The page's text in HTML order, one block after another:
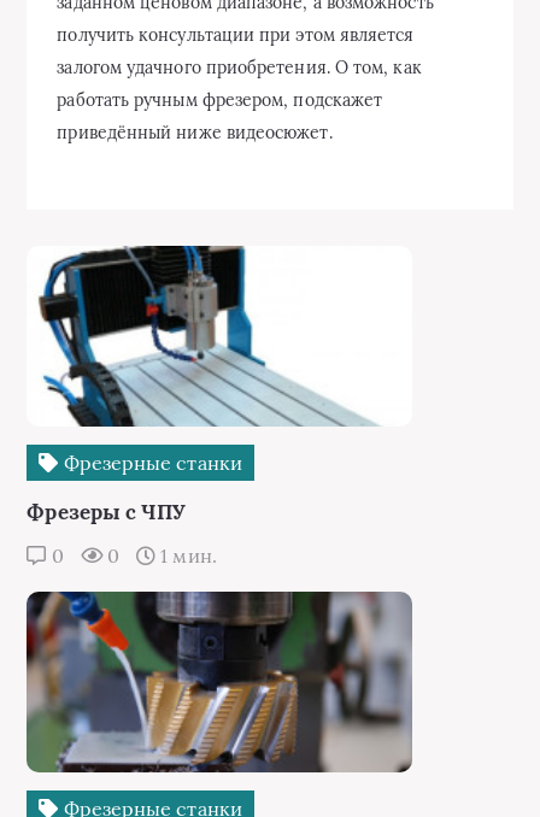
Фрезерные станки
Фрезеры с ЧПУ
0 0 1 мин.
Фрезерные станки